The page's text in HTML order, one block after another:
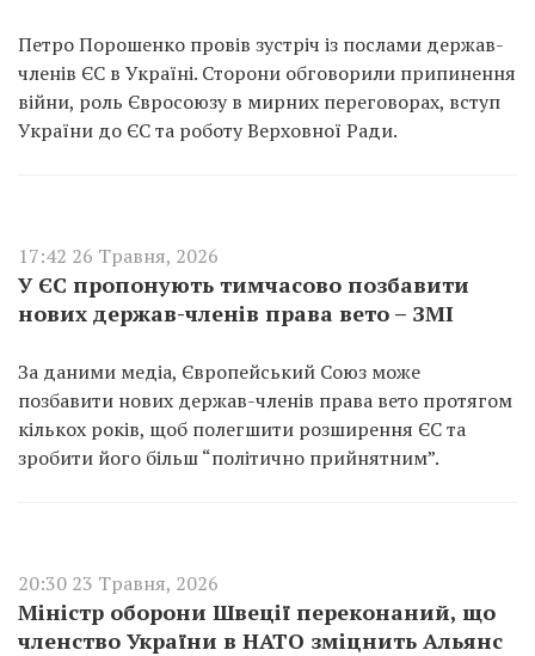
Петро Порошенко провів зустріч із послами держав-
членів ЄС в Україні. Сторони обговорили припинення
війни, роль Євросоюзу в мирних переговорах, вступ
України до ЄС та роботу Верховної Ради.
17:42 26 Травня, 2026
У ЄС пропонують тимчасово позбавити
нових держав-членів права вето – ЗМІ
За даними медіа, Європейський Союз може
позбавити нових держав-членів права вето протягом
кількох років, щоб полегшити розширення ЄС та
зробити його більш “політично прийнятним”.
20:30 23 Травня, 2026
Міністр оборони Швеції переконаний, що
членство України в НАТО зміцнить Альянс